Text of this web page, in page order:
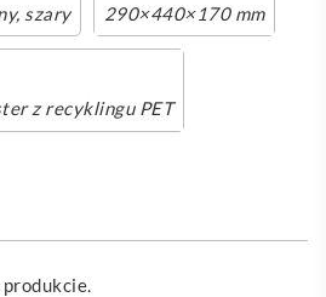
, szary
290×440×170 mm
z recyklingu PET